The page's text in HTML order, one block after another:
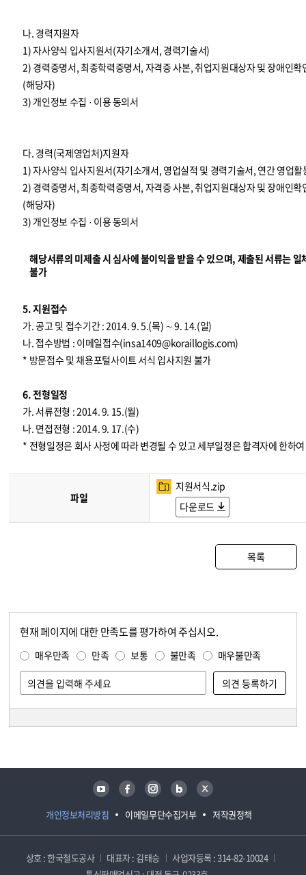
나. 경력지원자
1) 자사양식 입사지원서(자기소개서, 경력기술서)
2) 경력증명서, 최종학력증명서, 자격증 사본, 취업지원대상자 및 장애인확
(해당자)
3) 개인정보 수집 · 이용 동의서
다. 경력(국제영업처)지원자
1) 자사양식 입사지원서(자기소개서, 영업실적 및 경력기술서, 연간 영업활
2) 경력증명서, 최종학력증명서, 자격증 사본, 취업지원대상자 및 장애인확
(해당자)
3) 개인정보 수집 · 이용 동의서
해당서류의 미제출 시 심사에 불이익을 받을 수 있으며, 제출된 서류는 일
불가
5. 지원접수
가. 공고 및 접수기간 : 2014. 9. 5.(목) ∼ 9. 14.(일)
나. 접수방법 : 이메일접수(insa1409@koraillogis.com)
* 방문접수 및 채용포털사이트 서식 입사지원 불가
6. 전형일정
가. 서류전형 : 2014. 9. 15.(월)
나. 면접전형 : 2014. 9. 17.(수)
* 전형일정은 회사 사정에 따라 변경될 수 있고 세부일정은 합격자에 한하
파일
지원서식.zip
다운로드
목록
현재 페이지에 대한 만족도를 평가하여 주십시오.
매우만족 만족 보통 불만족 매우불만족
개인정보처리방침 이메일무단수집거부 저작권정책
유튜브 페이스북 인스타그램 블로그 트위터
상호 : 한국철도공사 대표자 : 김태승
사업자등록 : 314-82-10024